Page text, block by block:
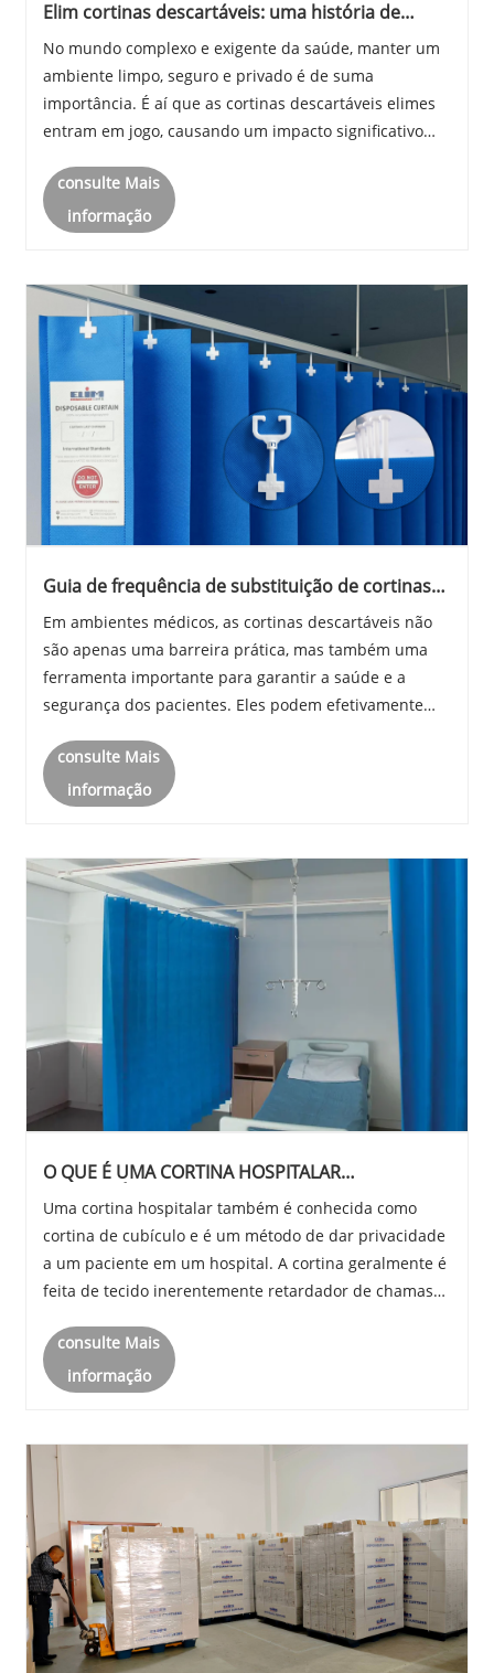
Elim cortinas descartáveis: uma história de
No mundo complexo e exigente da saúde, manter um
ambiente limpo, seguro e privado é de suma
importância. É aí que as cortinas descartáveis ​​elimes
entram em jogo, causando um impacto significativo
consulte Mais
informação
Guia de frequência de substituição de cortinas
Em ambientes médicos, as cortinas descartáveis ​​não
são apenas uma barreira prática, mas também uma
ferramenta importante para garantir a saúde e a
segurança dos pacientes. Eles podem efetivamente
trabalho e tratamento mais seguro e limpo para tra......
consulte Mais
informação
O QUE É UMA CORTINA HOSPITALAR
Uma cortina hospitalar também é conhecida como
cortina de cubículo e é um método de dar privacidade
a um paciente em um hospital. A cortina geralmente é
feita de tecido inerentemente retardador de chamas
suporte ou trilho de teto e chega quase até o......
consulte Mais
informação